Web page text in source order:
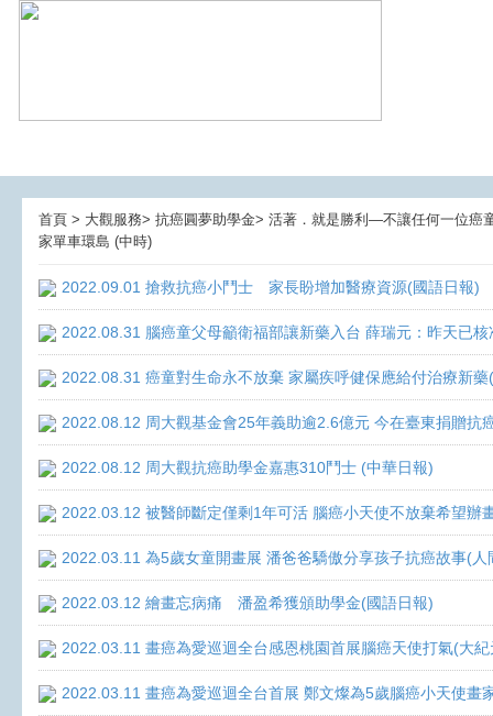
首頁 > 大觀服務> 抗癌圓夢助學金> 活著．就是勝利—不讓任何一位癌
家單車環島 (中時)
2022.09.01 搶救抗癌小鬥士 家長盼增加醫療資源(國語日報)
2022.08.31 腦癌童父母籲衛福部讓新藥入台 薛瑞元：昨天已
2022.08.31 癌童對生命永不放棄 家屬疾呼健保應給付治療新藥
2022.08.12 周大觀基金會25年義助逾2.6億元 今在臺東捐贈抗
2022.08.12 周大觀抗癌助學金嘉惠310鬥士 (中華日報)
2022.03.12 被醫師斷定僅剩1年可活 腦癌小天使不放棄希望辦
2022.03.11 為5歲女童開畫展 潘爸爸驕傲分享孩子抗癌故事(人
2022.03.12 繪畫忘病痛 潘盈希獲頒助學金(國語日報)
2022.03.11 畫癌為愛巡迴全台感恩桃園首展腦癌天使打氣(大紀
2022.03.11 畫癌為愛巡迴全台首展 鄭文燦為5歲腦癌小天使畫